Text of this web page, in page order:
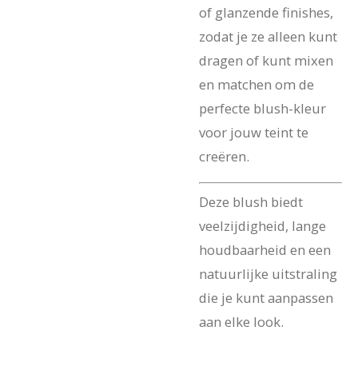
of glanzende finishes,
zodat je ze alleen kunt
dragen of kunt mixen
en matchen om de
perfecte blush-kleur
voor jouw teint te
creëren.
Deze blush biedt
veelzijdigheid, lange
houdbaarheid en een
natuurlijke uitstraling
die je kunt aanpassen
aan elke look.